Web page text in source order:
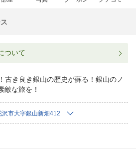
ついて
古き良き銀山の歴史が蘇る！銀山のノ
敵な旅を！
市大字銀山新畑412